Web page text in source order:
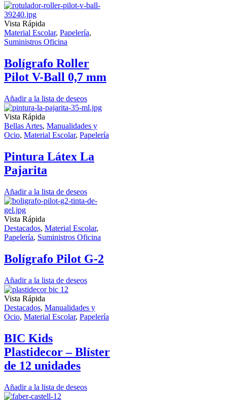
Vista Rápida
Material Escolar, Papelería,
Suministros Oficina
Bolígrafo Roller
Pilot V-Ball 0,7 mm
Añadir a la lista de deseos
Vista Rápida
Bellas Artes, Manualidades y
Ocio, Material Escolar, Papelería
Pintura Látex La
Pajarita
Añadir a la lista de deseos
Vista Rápida
Destacados, Material Escolar,
Papelería, Suministros Oficina
Bolígrafo Pilot G-2
Añadir a la lista de deseos
Vista Rápida
Destacados, Manualidades y
Ocio, Material Escolar, Papelería
BIC Kids
Plastidecor – Blíster
de 12 unidades
Añadir a la lista de deseos